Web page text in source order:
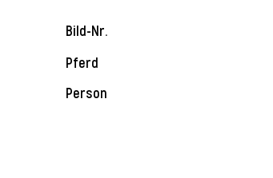
Bild-Nr.
Pferd
Person